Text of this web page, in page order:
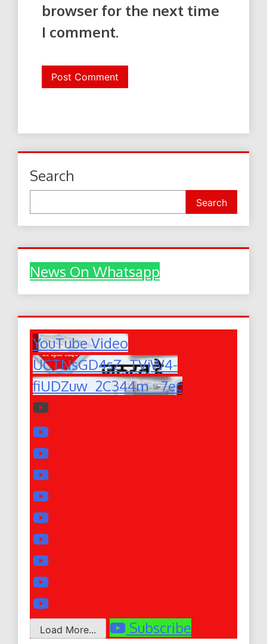
browser for the next time
I comment.
Search
Search
News On Whatsapp
YouTube Video
UCTNsGD4sZ_TVjW4-
fiUDZuw_2C344m_-7ec
Load More... Subscribe